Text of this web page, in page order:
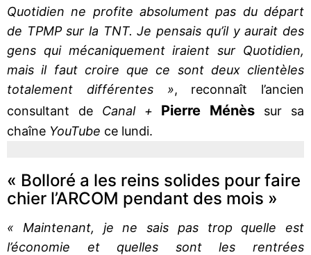
Quotidien ne profite absolument pas du départ
de TPMP sur la TNT. Je pensais qu’il y aurait des
gens qui mécaniquement iraient sur Quotidien,
mais il faut croire que ce sont deux clientèles
totalement différentes », reconnaît l’ancien
consultant de Canal + Pierre Ménès sur sa
chaîne YouTube ce lundi.
« Bolloré a les reins solides pour faire
chier l’ARCOM pendant des mois »
« Maintenant, je ne sais pas trop quelle est
l’économie et quelles sont les rentrées